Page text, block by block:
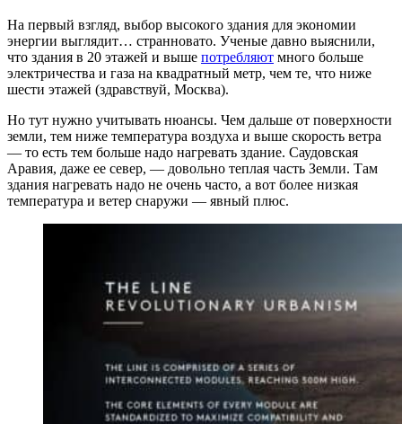
На первый взгляд, выбор высокого здания для экономии
энергии выглядит… странновато. Ученые давно выяснили,
что здания в 20 этажей и выше потребляют много больше
электричества и газа на квадратный метр, чем те, что ниже
шести этажей (здравствуй, Москва).
Но тут нужно учитывать нюансы. Чем дальше от поверхности
земли, тем ниже температура воздуха и выше скорость ветра
— то есть тем больше надо нагревать здание. Саудовская
Аравия, даже ее север, — довольно теплая часть Земли. Там
здания нагревать надо не очень часто, а вот более низкая
температура и ветер снаружи — явный плюс.